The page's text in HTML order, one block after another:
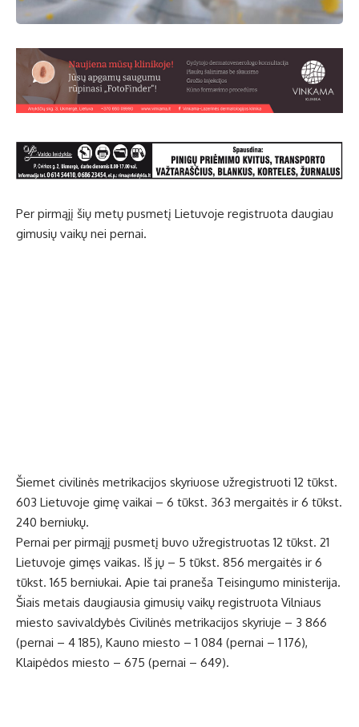
Per pirmąjį šių metų pusmetį Lietuvoje registruota daugiau
gimusių vaikų nei pernai.
Šiemet civilinės metrikacijos skyriuose užregistruoti 12 tūkst.
603 Lietuvoje gimę vaikai – 6 tūkst. 363 mergaitės ir 6 tūkst.
240 berniukų.
Pernai per pirmąjį pusmetį buvo užregistruotas 12 tūkst. 21
Lietuvoje gimęs vaikas. Iš jų – 5 tūkst. 856 mergaitės ir 6
tūkst. 165 berniukai. Apie tai praneša Teisingumo ministerija.
Šiais metais daugiausia gimusių vaikų registruota Vilniaus
miesto savivaldybės Civilinės metrikacijos skyriuje – 3 866
(pernai – 4 185), Kauno miesto – 1 084 (pernai – 1 176),
Klaipėdos miesto – 675 (pernai – 649).